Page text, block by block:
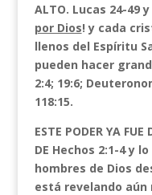
ALTO. Lucas 24-49 y
por Dios! y cada
llenos del Espíritu
pueden hacer
2:4; 19:6;
118:15.
ESTE PODER YA FUE
DE Hechos 2:1-4 y
hombres de Dios
está revelando aún